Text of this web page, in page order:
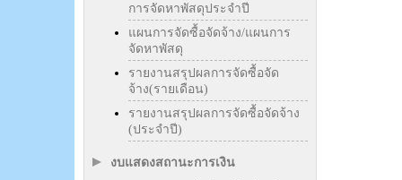
การจัดหาพัสดุประจำปี
แผนการจัดซื้อจัดจ้าง/แผนการ
จัดหาพัสดุ
รายงานสรุปผลการจัดซื้อจัด
จ้าง(รายเดือน)
รายงานสรุปผลการจัดซื้อจัดจ้าง
(ประจำปี)
งบแสดงสถานะการเงิน